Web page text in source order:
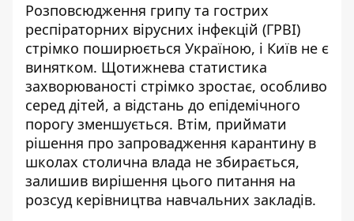
Розповсюдження грипу та гострих
респіраторних вірусних інфекцій (ГРВІ)
стрімко поширюється Україною, і Київ не є
винятком. Щотижнева статистика
захворюваності стрімко зростає, особливо
серед дітей, а відстань до епідемічного
порогу зменшується. Втім, приймати
рішення про запровадження карантину в
школах столична влада не збирається,
залишив вирішення цього питання на
розсуд керівництва навчальних закладів.